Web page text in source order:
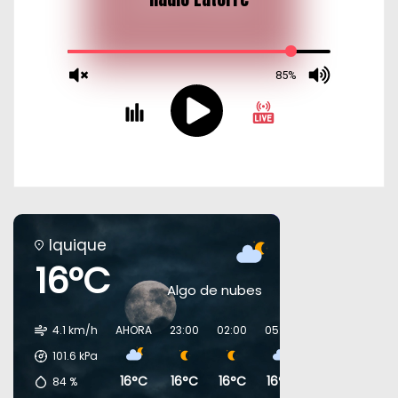
Iquique
16°C Algo de nubes
4.1 km/h
101.6 kPa
84 %
AHORA
16°C
23:00
16°C
02:00
16°C
05:00
16°C